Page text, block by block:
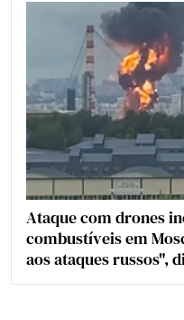
Ataque com drones
combustíveis em
aos ataques russos",